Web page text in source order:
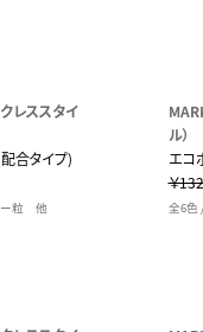
レススタイ
合タイプ)
ー粒 他
ル）
エコ
￥132
全6色